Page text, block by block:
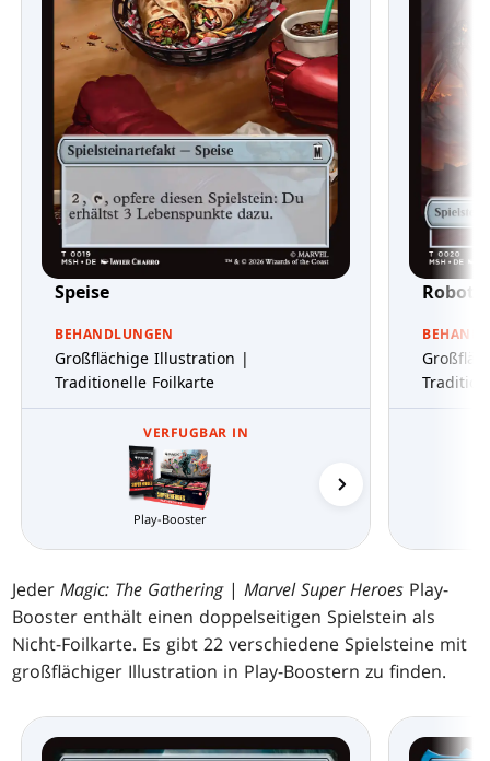
Speise
BEHANDLUNGEN
Großflächige Illustration |
Traditionelle Foilkarte
VERFUGBAR IN
Play-Booster
JederMagic: The Gathering|Marvel Super Heroes Play-
Booster enthält einen doppelseitigen Spielstein als
Nicht-Foilkarte. Es gibt 22 verschiedene Spielsteine mit
großflächiger Illustration in Play-Boostern zu finden.